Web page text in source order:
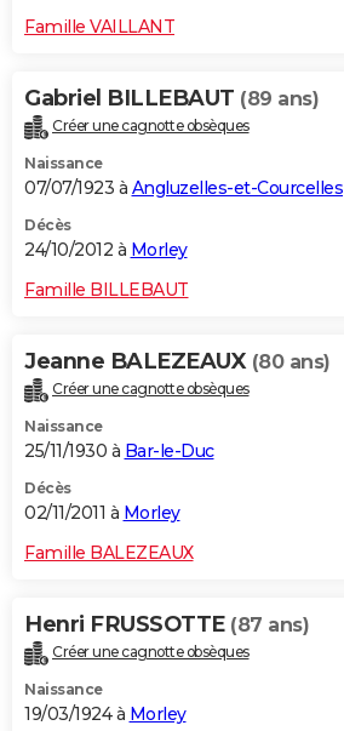
Famille VAILLANT
Gabriel BILLEBAUT (89 ans)
Créer une cagnotte obsèques
Naissance
07/07/1923 à Angluzelles-et-Courcelles
Décès
24/10/2012 à Morley
Famille BILLEBAUT
Jeanne BALEZEAUX (80 ans)
Créer une cagnotte obsèques
Naissance
25/11/1930 à Bar-le-Duc
Décès
02/11/2011 à Morley
Famille BALEZEAUX
Henri FRUSSOTTE (87 ans)
Créer une cagnotte obsèques
Naissance
19/03/1924 à Morley